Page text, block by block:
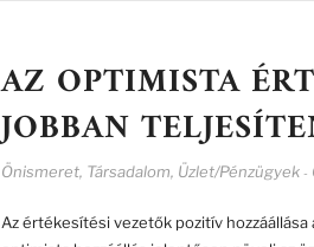
AZ OPTIMISTA
JOBBAN
Önismeret, Társadalom, Üzlet/Pénzügyek -
Az értékesítési vezetők pozitív